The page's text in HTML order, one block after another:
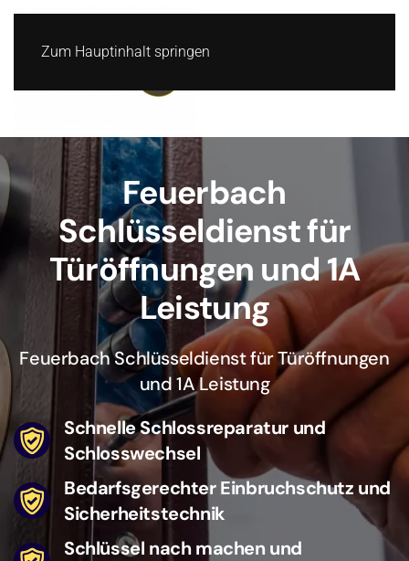
Zum Hauptinhalt springen
Feuerbach
Schlüsseldienst für
Türöffnungen und 1A
Leistung
Feuerbach Schlüsseldienst für Türöffnungen
und 1A Leistung
Schnelle Schlossreparatur und
Schlosswechsel
Bedarfsgerechter Einbruchschutz und
Sicherheitstechnik
Schlüssel nach machen und